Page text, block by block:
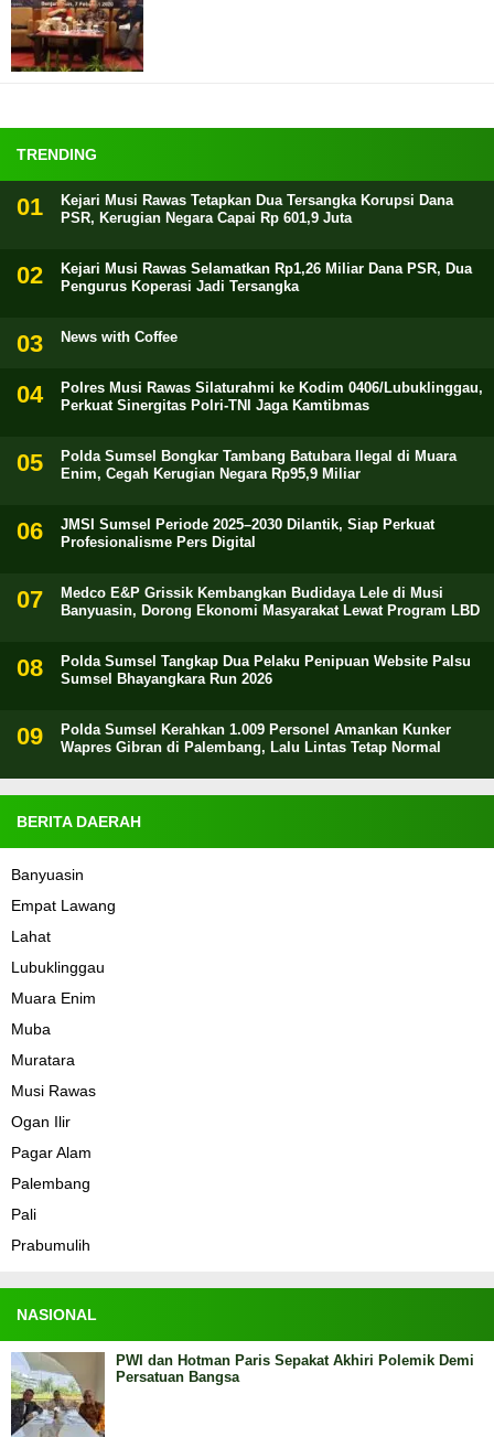
TRENDING
Kejari Musi Rawas Tetapkan Dua Tersangka Korupsi Dana
PSR, Kerugian Negara Capai Rp 601,9 Juta
Kejari Musi Rawas Selamatkan Rp1,26 Miliar Dana PSR, Dua
Pengurus Koperasi Jadi Tersangka
News with Coffee
Polres Musi Rawas Silaturahmi ke Kodim 0406/Lubuklinggau,
Perkuat Sinergitas Polri-TNI Jaga Kamtibmas
Polda Sumsel Bongkar Tambang Batubara Ilegal di Muara
Enim, Cegah Kerugian Negara Rp95,9 Miliar
JMSI Sumsel Periode 2025–2030 Dilantik, Siap Perkuat
Profesionalisme Pers Digital
Medco E&P Grissik Kembangkan Budidaya Lele di Musi
Banyuasin, Dorong Ekonomi Masyarakat Lewat Program LBD
Polda Sumsel Tangkap Dua Pelaku Penipuan Website Palsu
Sumsel Bhayangkara Run 2026
Polda Sumsel Kerahkan 1.009 Personel Amankan Kunker
Wapres Gibran di Palembang, Lalu Lintas Tetap Normal
BERITA DAERAH
Banyuasin
Empat Lawang
Lahat
Lubuklinggau
Muara Enim
Muba
Muratara
Musi Rawas
Ogan Ilir
Pagar Alam
Palembang
Pali
Prabumulih
NASIONAL
PWI dan Hotman Paris Sepakat Akhiri Polemik Demi
Persatuan Bangsa